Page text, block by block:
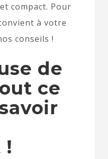
compact. Pour
à votre
conseils !
de
ce
!